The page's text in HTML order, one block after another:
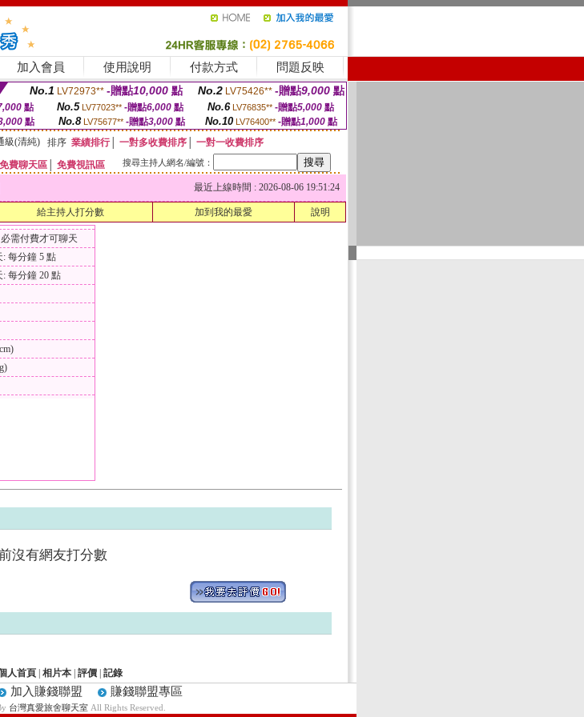
加入會員 使用說明 付款方式 問題反映
No.1 LV72973** -贈點10,000 點 No.2 LV75426** -贈點9,000 點
點 No.5 LV77023** -贈點6,000點 No.6 LV76835** -贈點5,000點
點 No.8 LV75677** -贈點3,000點 No.10 LV76400** -贈點1,000 點
級(清純) 排序 業績排行│ 一對多收費排序
一對一收費排序
免費聊天區 免費視訊區 搜尋主持人網名/編號：
最近上線時間 : 2026-08-06 19:51:24
給主持人打分數 加到我的最愛 說明
需付費才可聊天
每分鐘 5 點
每分鐘 20 點
沒有網友打分數
人首頁 相片本 評價 記錄
加入賺錢聯盟 賺錢聯盟專區
台灣真愛旅舍聊天室 All Rights Reserved.